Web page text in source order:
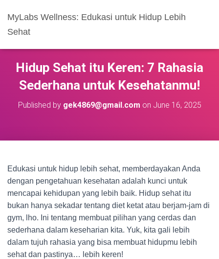
MyLabs Wellness: Edukasi untuk Hidup Lebih
Sehat
Hidup Sehat itu Keren: 7 Rahasia
Sederhana untuk Kesehatanmu!
Published by gek4869@gmail.com on June 16, 2025
Edukasi untuk hidup lebih sehat, memberdayakan Anda
dengan pengetahuan kesehatan adalah kunci untuk
mencapai kehidupan yang lebih baik. Hidup sehat itu
bukan hanya sekadar tentang diet ketat atau berjam-jam di
gym, lho. Ini tentang membuat pilihan yang cerdas dan
sederhana dalam keseharian kita. Yuk, kita gali lebih
dalam tujuh rahasia yang bisa membuat hidupmu lebih
sehat dan pastinya… lebih keren!